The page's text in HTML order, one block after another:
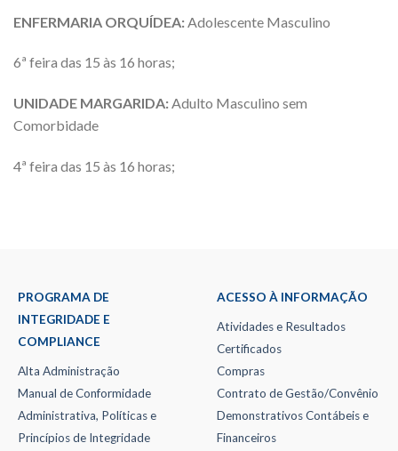
ENFERMARIA ORQUÍDEA: Adolescente Masculino
6ª feira das 15 às 16 horas;
UNIDADE MARGARIDA:Adulto Masculino sem
Comorbidade
4ª feira das 15 às 16 horas;
PROGRAMA DE
INTEGRIDADE E
COMPLIANCE
Alta Administração
Manual de Conformidade
Administrativa, Políticas e
Princípios de Integridade
ACESSO À INFORMAÇÃO
Atividades e Resultados
Certificados
Compras
Contrato de Gestão/Convênio
Demonstrativos Contábeis e
Financeiros